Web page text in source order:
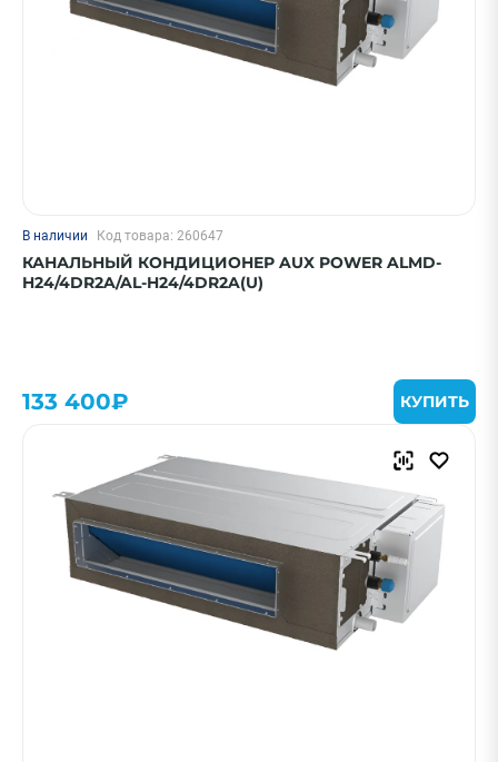
В наличии Код товара: 260647
КАНАЛЬНЫЙ КОНДИЦИОНЕР AUX POWER ALMD-
H24/4DR2A/AL-H24/4DR2A(U)
133 400₽ КУПИТЬ